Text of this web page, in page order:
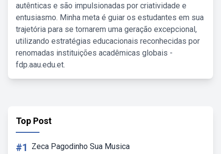
autênticas e são impulsionadas por criatividade e
entusiasmo. Minha meta é guiar os estudantes em sua
trajetória para se tornarem uma geração excepcional,
utilizando estratégias educacionais reconhecidas por
renomadas instituições acadêmicas globais -
fdp.aau.edu.et.
Top Post
#1 Zeca Pagodinho Sua Musica